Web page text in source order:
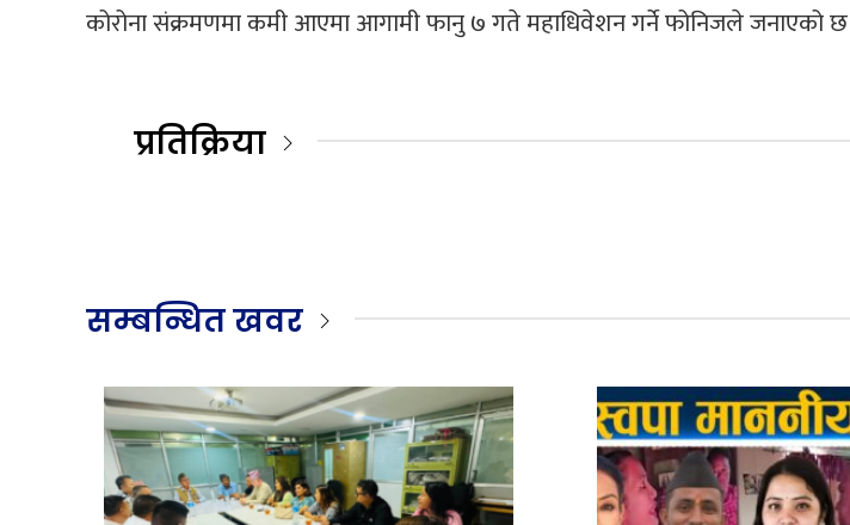
कोरोना संक्रमणमा कमी आएमा आगामी फानु ७ गते महाधिवेशन गर्ने फोनिजले जनाएको छ
प्रतिक्रिया
सम्बन्धित खवर